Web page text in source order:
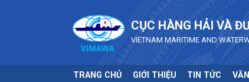
CỤC HÀNG HẢI VÀ
VIETNAM MARITIME AND
TRANG CHỦ GIỚI THIỆU TIN TỨC